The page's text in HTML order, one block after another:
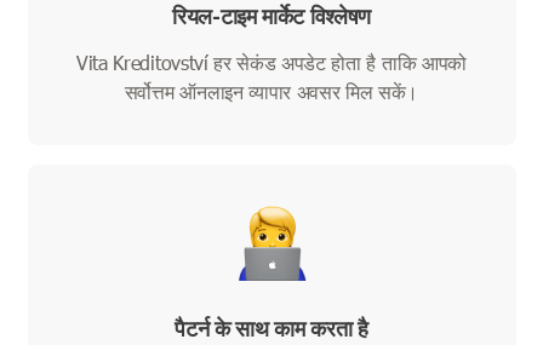
रियल-टाइम मार्केट विश्लेषण
Vita Kreditovství हर सेकंड अपडेट होता है ताकि आपको
सर्वोत्तम ऑनलाइन व्यापार अवसर मिल सकें।
पैटर्न के साथ काम करता है